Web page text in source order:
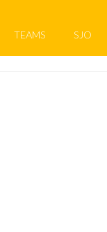
TEAMS SJO